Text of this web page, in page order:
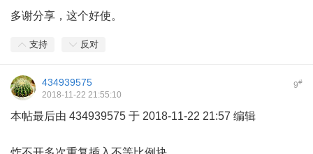
多谢分享，这个好使。
支持 反对
9#
434939575
2018-11-22 21:55:10
本帖最后由 434939575 于 2018-11-22 21:57 编辑